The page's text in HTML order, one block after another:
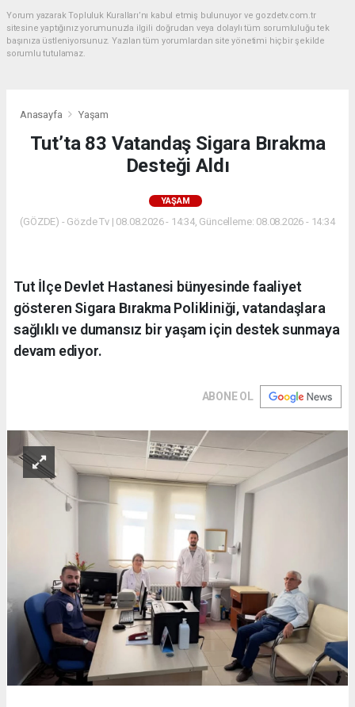
Yorum yazarak Topluluk Kuralları’nı kabul etmiş bulunuyor ve gozdetv.com.tr
sitesine yaptığınız yorumunuzla ilgili doğrudan veya dolaylı tüm sorumluluğu tek
başınıza üstleniyorsunuz. Yazılan tüm yorumlardan site yönetimi hiçbir şekilde
sorumlu tutulamaz.
Anasayfa Yaşam
Tut’ta 83 Vatandaş Sigara Bırakma
Desteği Aldı
YAŞAM
(GÖZDE) - Gözde Tv | 08.08.2026 - 14:34, Güncelleme: 08.08.2026 - 14:34
Tut İlçe Devlet Hastanesi bünyesinde faaliyet
gösteren Sigara Bırakma Polikliniği, vatandaşlara
sağlıklı ve dumansız bir yaşam için destek sunmaya
devam ediyor.
ABONE OL